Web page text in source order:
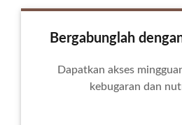
Bergabunglah
Dapatkan akses
kebugaran dan